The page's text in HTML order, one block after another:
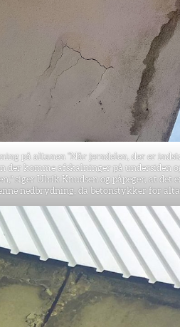
på altanen “Når jerndelen, der er
der komme afskalninger på undersiden
siger Ulrik Knudsen og påpeger, at det
nedbrydning, da betonstykker for